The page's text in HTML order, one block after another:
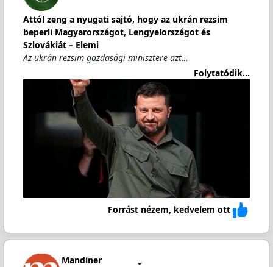
Attól zeng a nyugati sajtó, hogy az ukrán rezsim
beperli Magyarországot, Lengyelországot és
Szlovákiát – Elemi
Az ukrán rezsim gazdasági minisztere azt…
Folytatódik...
Forrást nézem, kedvelem ott
Mandiner